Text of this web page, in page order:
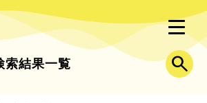
索結果一覧